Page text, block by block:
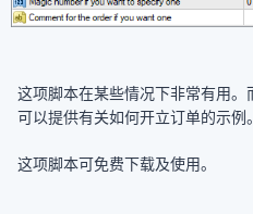
这项脚本在某些情况下非常有用。
可以提供有关如何开立订单的示例。
这项脚本可免费下载及使用。